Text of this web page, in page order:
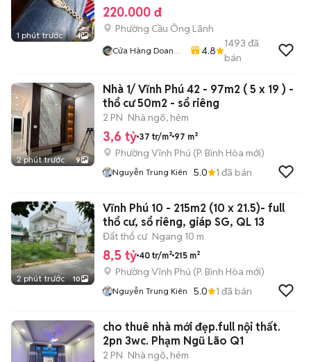
1 phút trước 4
220.000 đ
Phường Cầu Ông Lãnh
Cửa Hàng Doan
4.8
1493 đã
bán
2 phút trước 9
Nhà 1/ Vĩnh Phú 42 - 97m2 ( 5 x 19 ) -
thổ cư 50m2 - sổ riêng
2 PN Nhà ngõ, hẻm
3,6 tỷ 37 tr/m² 97 m²
Phường Vĩnh Phú (P. Bình Hòa mới)
Nguyễn Trung Kiên 5.0 1 đã bán
2 phút trước 10
Vĩnh Phú 10 - 215m2 (10 x 21.5)- full
thổ cư, sổ riêng, giáp SG, QL 13
Đất thổ cư Ngang 10 m
8,5 tỷ 40 tr/m² 215 m²
Phường Vĩnh Phú (P. Bình Hòa mới)
Nguyễn Trung Kiên 5.0 1 đã bán
cho thuê nhà mới đẹp.full nội thất.
2pn 3wc. Phạm Ngũ Lão Q1
2 PN Nhà ngõ, hẻm